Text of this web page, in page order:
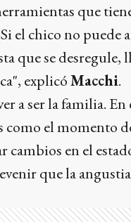
que
el chico no puede
que se desregule,
explicóMacchi.
a ser la familia. En
el momento
cambios en el
que la